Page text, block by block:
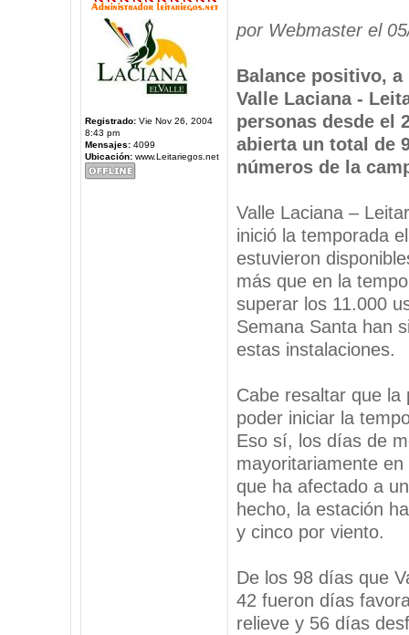
Registrado:Vie Nov 26, 2004
8:43 pm
Mensajes:4099
Ubicación:www.Leitariegos.net
por Webmaster el
Balance positivo,
Valle Laciana -
personas desde el
abierta un total de
números de la
Valle Laciana –
inició la temporada
estuvieron
más que en la
superar los 11.000
Semana Santa han
estas instalaciones.
Cabe resaltar que la
poder iniciar la
Eso sí, los días de
mayoritariamente
que ha afectado a
hecho, la estación
y cinco por viento.
De los 98 días que
42 fueron días
relieve y 56 días